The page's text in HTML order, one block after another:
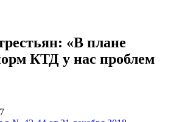
«В плане
КТД у нас проблем